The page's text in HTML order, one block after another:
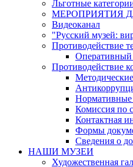
Льготные
МЕРОПРИЯТИЯ
Видеоканал
"Русский музей:
Противодействие
Оперативный
Противодействие
Нормативные
Комиссия по
Контактная
Формы
Сведения о
НАШИ МУЗЕИ
Художественная